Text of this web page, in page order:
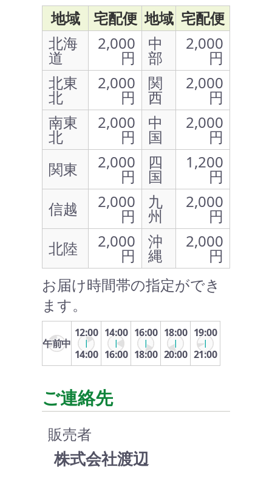
地域
宅配便 地域 宅配便
北海
道
2,000
円
中
部
2,000
円
北東
北
2,000
円
関
西
2,000
円
南東
北
2,000
円
中
国
2,000
円
関東
2,000
円
四
国
1,200
円
信越
2,000
円
九
州
2,000
円
北陸
2,000
円
沖
縄
2,000
円
お届け時間帯の指定ができ
ます。
午前中
12:00
14:00
14:00
16:00
16:00
18:00
18:00
20:00
19:00
21:00
ご連絡先
販売者
株式会社渡辺